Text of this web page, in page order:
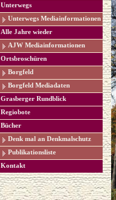
Unterwegs
Unterwegs Mediainformationen
Alle Jahre wieder
AJW Mediainformationen
Ortsbroschüren
Borgfeld
Borgfeld Mediadaten
Grasberger Rundblick
Regiobote
Bücher
Denk mal an Denkmalschutz
Publikationsliste
Kontakt